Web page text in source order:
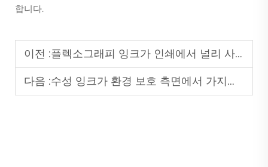
합니다.
이전 :플렉소그래피 잉크가 인쇄에서 널리 사용되는 이유는 무엇인가요?
다음 :수성 잉크가 환경 보호 측면에서 가지는 장점은 무엇인가요?